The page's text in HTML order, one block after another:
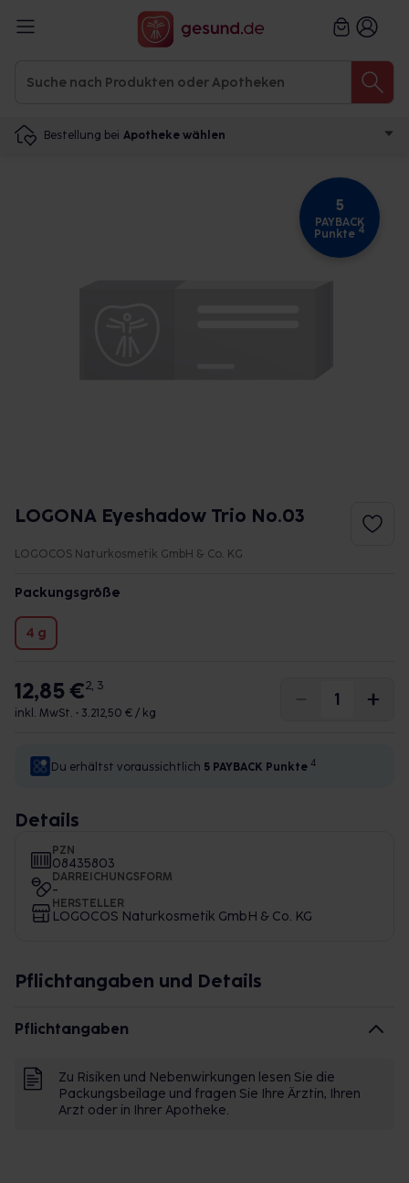
Bestellung bei Apotheke wählen
5
PAYBACK
Punkte 4
LOGONA Eyeshadow Trio No.03
LOGOCOS Naturkosmetik GmbH & Co. KG
Packungsgröße
4 g
12,85 €2, 3
inkl. MwSt. • 3.212,50 € / kg
Du erhältst voraussichtlich 5 PAYBACK Punkte 4
Details
PZN
08435803
DARREICHUNGSFORM
-
HERSTELLER
LOGOCOS Naturkosmetik GmbH & Co. KG
Pflichtangaben und Details
Pflichtangaben
Zu Risiken und Nebenwirkungen lesen Sie die
Packungsbeilage und fragen Sie Ihre Ärztin, Ihren
Arzt oder in Ihrer Apotheke.